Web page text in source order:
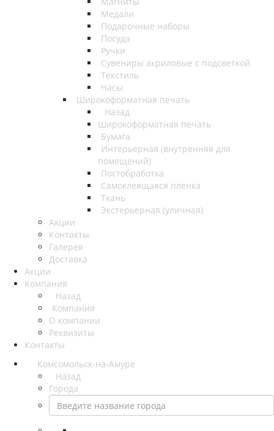
Медали
Подарочные наборы
Посуда
Ручки
Сувениры акриловые с подсветкой
Текстиль
Часы
Широкоформатная печать
Назад
Широкоформатная печать
Бумага
Интерьерная (внутренняя для
помещений)
Постобработка
Самоклеящаяся пленка
Ткань
Экстерьерная (уличная)
Акции
Контакты
Галерея
Доставка
Акции
Компания
Назад
Компания
О компании
Реквизиты
Контакты
Комсомольск-на-Амуре
Назад
Города